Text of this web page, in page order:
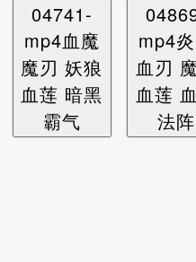
04741-
mp4血魔
魔刃 妖狼
血莲 暗黑
霸气
mp4
血刃
血莲
法阵